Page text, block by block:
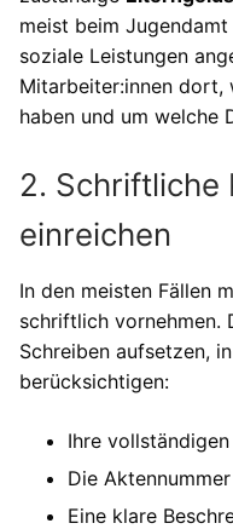
meist beim
soziale Leistungen
Mitarbeiter:innen dort,
haben und um welche
2. Schriftliche
einreichen
In den meisten Fällen
schriftlich vornehmen.
Schreiben aufsetzen,
berücksichtigen:
Ihre
Die
Eine klare